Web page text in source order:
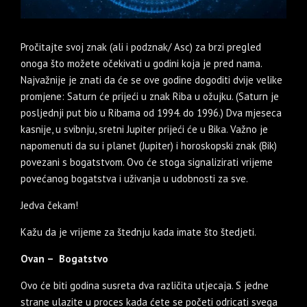
Pročitajte svoj znak (ali i podznak/ Asc) za brzi pregled
onoga što možete očekivati u godini koja je pred nama.
Najvažnije je znati da će se ove godine dogoditi dvije velike
promjene: Saturn će prijeći u znak Riba u ožujku. (Saturn je
posljednji put bio u Ribama od 1994. do 1996.) Dva mjeseca
kasnije, u svibnju, sretni Jupiter prijeći će u Bika. Važno je
napomenuti da su i planet (Jupiter) i horoskopski znak (Bik)
povezani s bogatstvom. Ovo će stoga signalizirati vrijeme
povećanog bogatstva i uživanja u udobnosti za sve.
Jedva čekam!
Kažu da je vrijeme za štednju kada imate što štedjeti.
Ovan – Bogatstvo
Ovo će biti godina susreta dva različita utjecaja. S jedne
strane ulazite u proces kada ćete se početi odricati svega